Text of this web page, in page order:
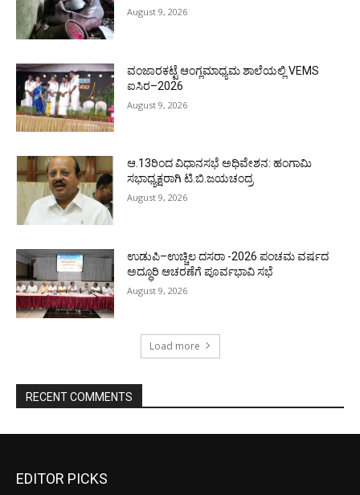
August 9, 2026
ವಂಜಾರಕಟ್ಟೆ ಆಂಗ್ಲಮಾಧ್ಯಮ ಶಾಲೆಯಲ್ಲಿ VEMS
ಐಸಿರ–2026
August 9, 2026
ಆ.13ರಿಂದ ವಿಧಾನಸಭೆ ಅಧಿವೇಶನ: ಹಂಗಾಮಿ
ಸಭಾಧ್ಯಕ್ಷರಾಗಿ ಟಿ.ಬಿ.ಜಯಚಂದ್ರ
August 9, 2026
ಉಡುಪಿ–ಉಚ್ಚಿಲ ದಸರಾ -2026 ಪಂಚಮ ವರ್ಷದ
ಅದ್ಧೂರಿ ಆಚರಣೆಗೆ ಪೂರ್ವಭಾವಿ ಸಭೆ
August 9, 2026
Load more
RECENT COMMENTS
EDITOR PICKS